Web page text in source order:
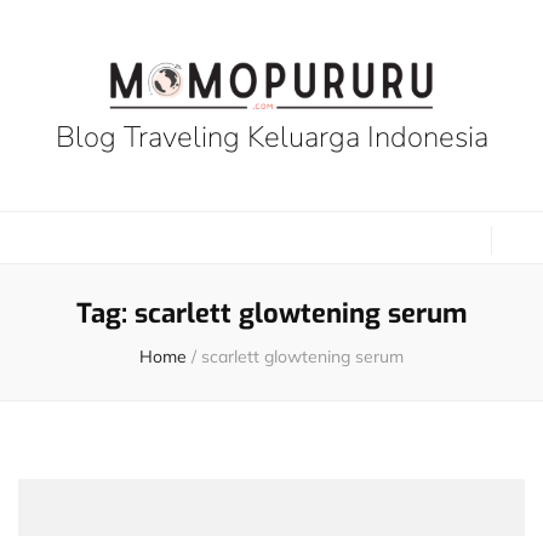
Blog Traveling Keluarga Indonesia
Tag: scarlett glowtening serum
Home / scarlett glowtening serum